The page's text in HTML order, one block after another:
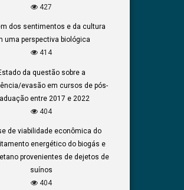
427
dos sentimentos e da cultura
uma perspectiva biológica
414
da questão sobre a
evasão em cursos de pós-
entre 2017 e 2022
404
de viabilidade econômica do
energético do biogás e
provenientes de dejetos de
suínos
404